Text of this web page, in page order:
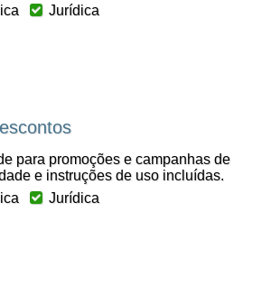
Jurídica
para promoções e campanhas de
e instruções de uso incluídas.
Jurídica